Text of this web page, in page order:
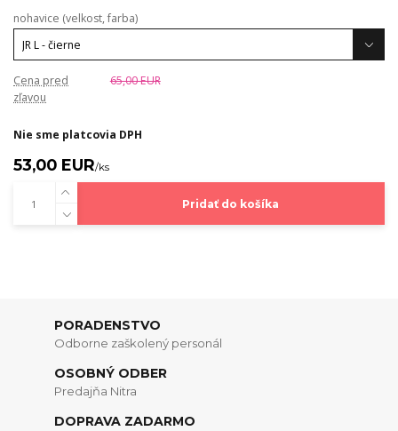
nohavice (velkost, farba)
Cena pred
zľavou
65,00 EUR
Nie sme platcovia DPH
53,00 EUR/ks
Pridať do košíka
PORADENSTVO
Odborne zaškolený personál
OSOBNÝ ODBER
Predajňa Nitra
DOPRAVA ZADARMO